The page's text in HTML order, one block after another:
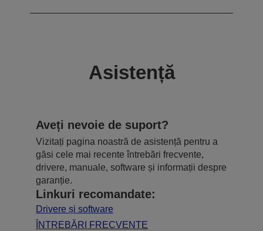
Asistență
Aveți nevoie de suport?
Vizitați pagina noastră de asistență pentru a
găsi cele mai recente întrebări frecvente,
drivere, manuale, software și informații despre
garanție.
Linkuri recomandate:
Drivere și software
ÎNTREBĂRI FRECVENTE